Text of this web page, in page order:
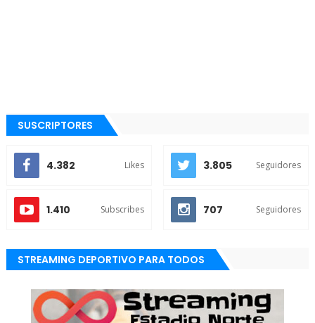
SUSCRIPTORES
4.382 Likes 3.805 Seguidores
1.410 Subscribes 707 Seguidores
STREAMING DEPORTIVO PARA TODOS